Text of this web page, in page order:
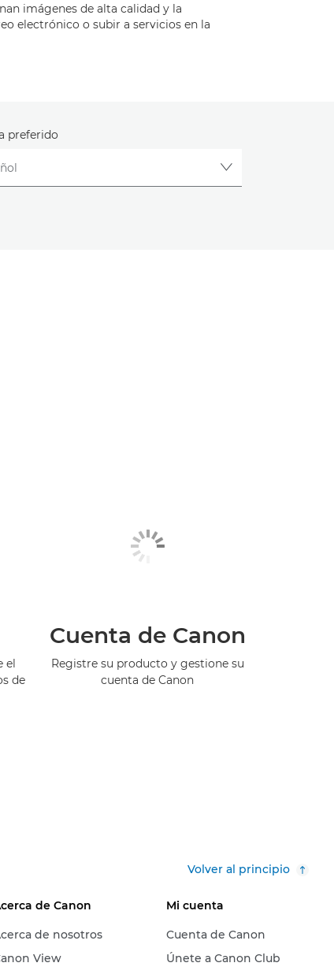
imágenes de alta calidad y la
electrónico o subir a servicios en la
preferido
el
de
Cuenta de Canon
Registre su producto y gestione su
cuenta de Canon
Volver al principio
de Canon
de nosotros
View
Mi cuenta
Cuenta de Canon
Únete a Canon Club